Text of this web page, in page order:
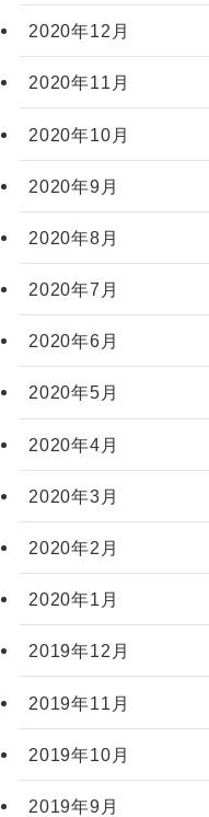
2020年12月
2020年11月
2020年10月
2020年9月
2020年8月
2020年7月
2020年6月
2020年5月
2020年4月
2020年3月
2020年2月
2020年1月
2019年12月
2019年11月
2019年10月
2019年9月